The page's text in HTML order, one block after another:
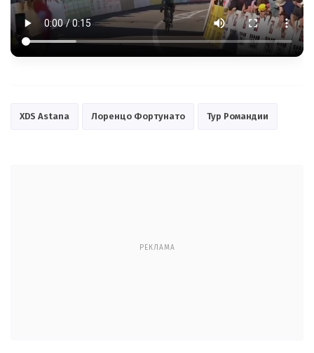
XDS Astana Лоренцо Фортунато Тур Романдии
РЕКЛАМА